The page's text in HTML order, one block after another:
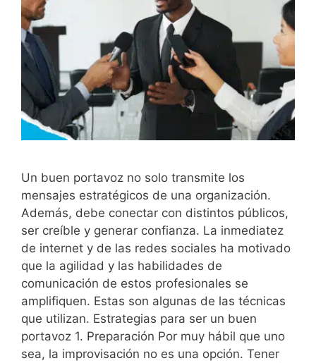
Un buen portavoz no solo transmite los
mensajes estratégicos de una organización.
Además, debe conectar con distintos públicos,
ser creíble y generar confianza. La inmediatez
de internet y de las redes sociales ha motivado
que la agilidad y las habilidades de
comunicación de estos profesionales se
amplifiquen. Estas son algunas de las técnicas
que utilizan. Estrategias para ser un buen
portavoz 1. Preparación Por muy hábil que uno
sea, la improvisación no es una opción. Tener